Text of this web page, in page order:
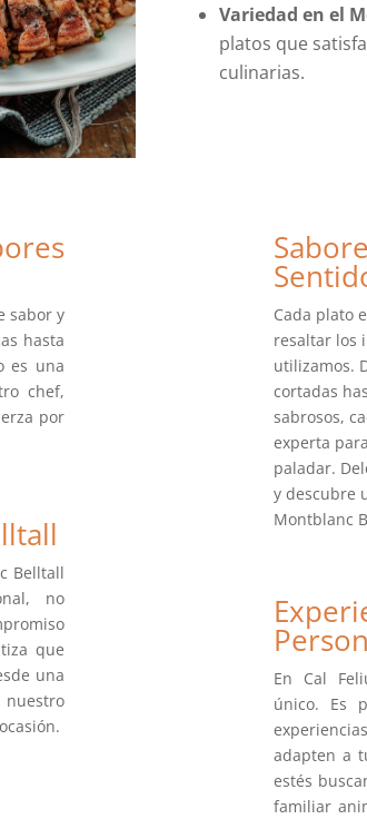
Variedad en el
platos que
culinarias.
sabor y
hasta
es una
chef,
por
Belltall
no
que
una
Cada plato
resaltar los
utilizamos.
cortadas
sabrosos,
experta
paladar.
y descubre
Montblanc
En Cal
único. Es
adapten a
estés
familiar